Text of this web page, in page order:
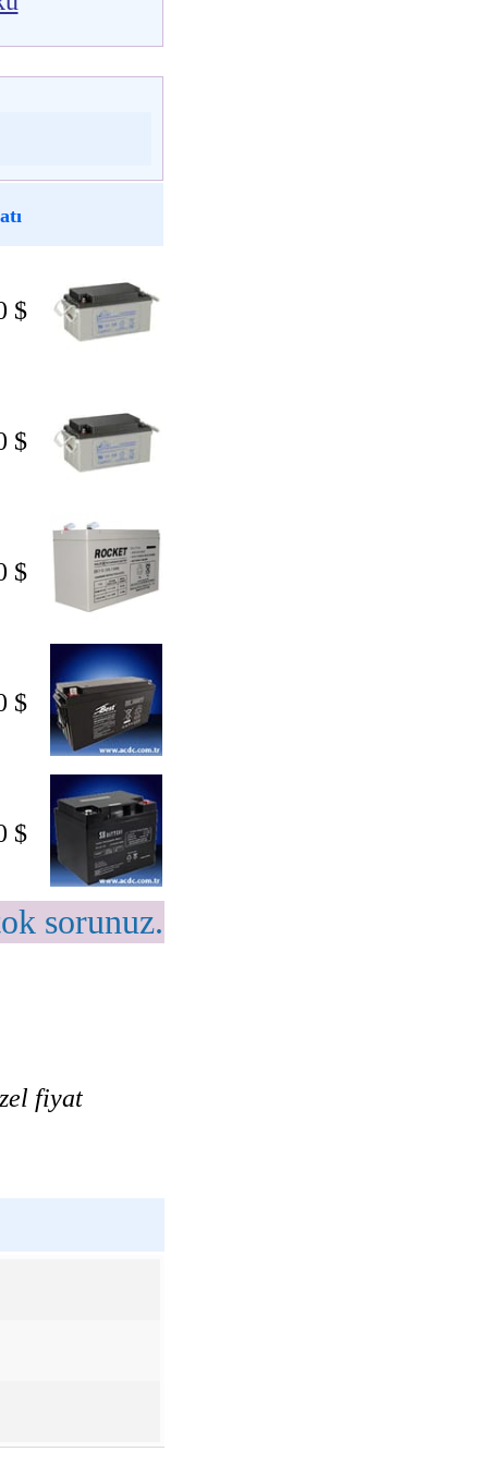
$
$
$
$
$
sorunuz.
fiyat